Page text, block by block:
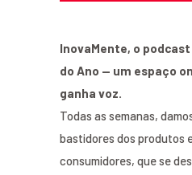
InovaMente, o
do Ano — um espaço
ganha voz.
Todas as semanas,
bastidores dos produtos
consumidores, que se